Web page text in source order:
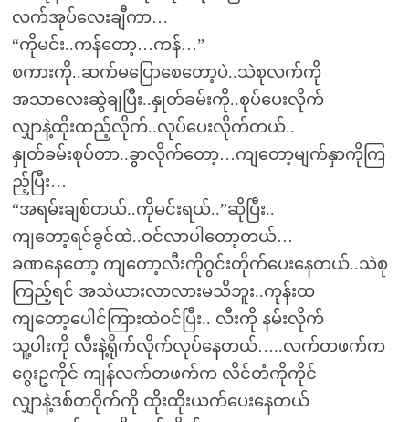
လက်အုပ်လေးချီကာ…
“ကိုမင်း..ကန်တော့…ကန်…”
စကားကို..ဆက်မပြောစေတော့ပဲ..သဲစုလက်ကို
အသာလေးဆွဲချပြီး..နှုတ်ခမ်းကို..စုပ်ပေးလိုက်
လျှာနဲ့ထိုးထည့်လိုက်..လုပ်ပေးလိုက်တယ်..
နှုတ်ခမ်းစုပ်တာ..ခွာလိုက်တော့…ကျတော့မျက်နှာကိုကြ
ည့်ပြီး…
“အရမ်းချစ်တယ်..ကိုမင်းရယ်..”ဆိုပြီး..
ကျတော့ရင်ခွင်ထဲ..ဝင်လာပါတော့တယ်…
ခဏနေတော့ ကျတော့လီးကိုဂွင်းတိုက်ပေးနေတယ်..သဲစု
ကြည့်ရင် အသဲယားလာလားမသိဘူး..ကုန်းထ
ကျတော့ပေါင်ကြားထဲဝင်ပြီး.. လီးကို နမ်းလိုက်
သူ့ပါးကို လီးနဲ့ရိုက်လိုက်လုပ်နေတယ်…..လက်တဖက်က
ဂွေးဥကိုင် ကျန်လက်တဖက်က လိင်တံကိုကိုင်
လျှာနဲ့ဒစ်တဝိုက်ကို ထိုးထိုးယက်ပေးနေတယ်